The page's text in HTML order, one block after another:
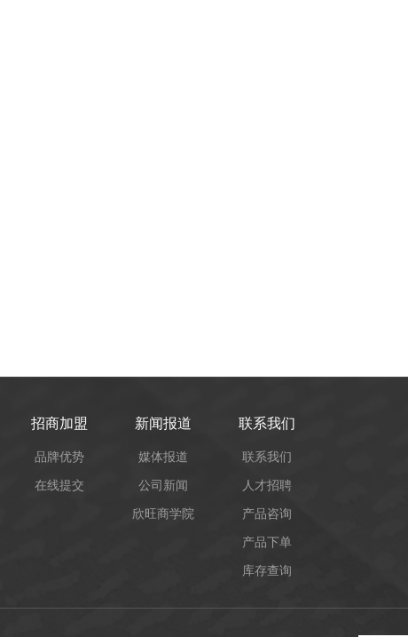
招商加盟
品牌优势
在线提交
新闻报道
媒体报道
公司新闻
欣旺商学院
联系我们
联系我们
人才招聘
产品咨询
产品下单
库存查询